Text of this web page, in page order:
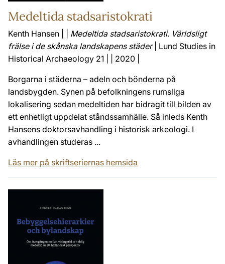
Medeltida stadsaristokrati
Kenth Hansen | | Medeltida stadsaristokrati. Världsligt
frälse i de skånska landskapens städer| Lund Studies in
Historical Archaeology 21 | | 2020 |
Borgarna i städerna – adeln och bönderna på
landsbygden. Synen på befolkningens rumsliga
lokalisering sedan medeltiden har bidragit till bilden av
ett enhetligt uppdelat ståndssamhälle. Så inleds Kenth
Hansens doktorsavhandling i historisk arkeologi. I
avhandlingen studeras ...
Läs mer på skriftseriernas hemsida